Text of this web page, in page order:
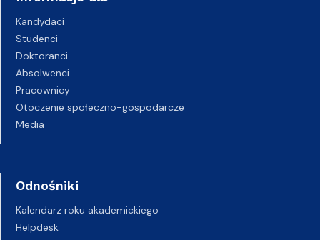
Kandydaci
Studenci
Doktoranci
Absolwenci
Pracownicy
Otoczenie społeczno-gospodarcze
Media
Odnośniki
Kalendarz roku akademickiego
Helpdesk